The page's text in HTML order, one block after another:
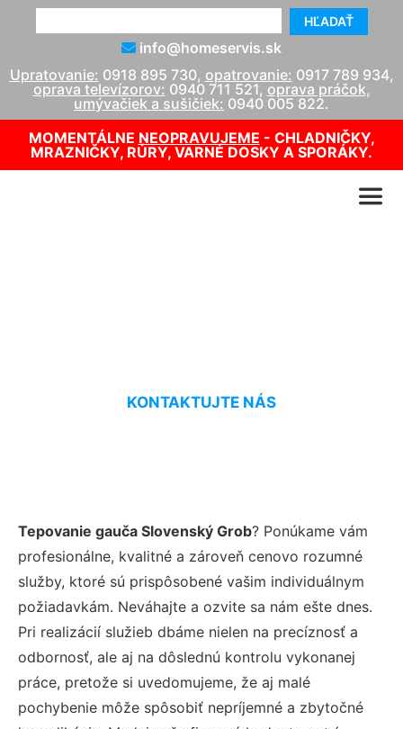
HĽADAŤ
info@homeservis.sk
Upratovanie: 0918 895 730, opatrovanie: 0917 789 934,
oprava televízorov: 0940 711 521, oprava práčok,
umývačiek a sušičiek: 0940 005 822.
MOMENTÁLNE NEOPRAVUJEME - CHLADNIČKY,
MRAZNIČKY, RÚRY, VARNÉ DOSKY A SPORÁKY.
KONTAKTUJTE NÁS
Tepovanie gauča Slovenský Grob? Ponúkame vám
profesionálne, kvalitné a zároveň cenovo rozumné
služby, ktoré sú prispôsobené vašim individuálnym
požiadavkám. Neváhajte a ozvite sa nám ešte dnes.
Pri realizácií služieb dbáme nielen na precíznosť a
odbornosť, ale aj na dôslednú kontrolu vykonanej
práce, pretože si uvedomujeme, že aj malé
pochybenie môže spôsobiť nepríjemné a zbytočné